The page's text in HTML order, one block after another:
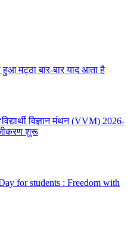
मट्ठा बार-बार याद आता है
विज्ञान मंथन (VVM) 2026-
शुरू
for students : Freedom with